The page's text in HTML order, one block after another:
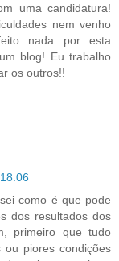
uma candidatura!
nem venho
nada por esta
blog! Eu trabalho
os outros!!
como é que pode
dos resultados dos
primeiro que tudo
ou piores condições